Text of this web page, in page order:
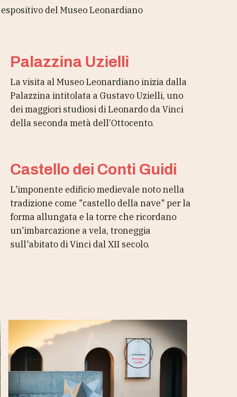
del Museo Leonardiano
Palazzina Uzielli
La visita al Museo Leonardiano inizia dalla
Palazzina intitolata a Gustavo Uzielli, uno
dei maggiori studiosi di Leonardo da Vinci
della seconda metà dell’Ottocento.
Castello dei Conti Guidi
L'imponente edificio medievale noto nella
tradizione come "castello della nave" per la
forma allungata e la torre che ricordano
un'imbarcazione a vela, troneggia
sull'abitato di Vinci dal XII secolo.